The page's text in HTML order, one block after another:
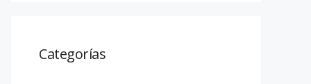
Categorías